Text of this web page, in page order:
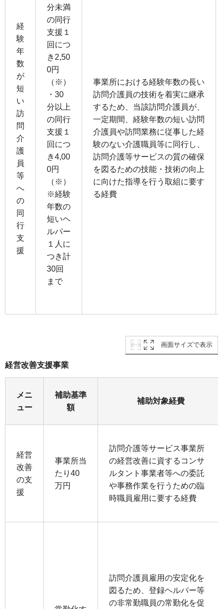
経
験
年
数
が
短
い
訪
問
介
護
員
等
へ
の
同
行
支
援
分未満
の同⾏
⽀援１
回につ
き2,50
0円
（※）
・30
分以上
の同⾏
⽀援１
回につ
き4,00
0円
（※）
※経験
年数の
短いヘ
ルパー
１⼈に
つき計
30回
まで
事業所における経験年数の⻑い
訪問介護員の技術を着実に継承
するため、当該訪問介護員が、
⼀定期間、経験年数の短い訪問
介護員や訪問業務に従事した経
験のない介護職員等に同⾏し、
訪問介護等サービスの質の確保
を図るための技能・技術の向上
に向けた指導を⾏う取組に要す
る経費
画面サイズで表示
経営改善支援事業
メニ
ュー
補助基準
額
補助対象経費
経営
改善
の⽀
援
事業所当
たり40
万円
訪問介護等サービス事業所
の経営改善に資するコンサ
ルタント事業者等への委託
や事務作業を⾏うための臨
時職員雇⽤に要する経費
訪問介護員雇⽤の安定化を
図るため、登録ヘルパー等
の⾮常勤職員の常勤化を促